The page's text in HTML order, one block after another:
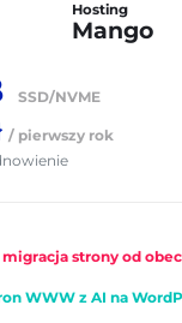
Hosting
Mango
SSD/NVME
/ pierwszy rok
migracja strony od
WWW z AI na